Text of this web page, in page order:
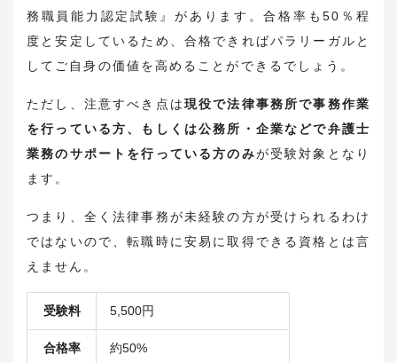
務職員能力認定試験』があります。合格率も50％程
度と安定しているため、合格できればパラリーガルと
してご自身の価値を高めることができるでしょう。
ただし、注意すべき点は現役で法律事務所で事務作業
を行っている方、もしくは公務所・企業などで弁護士
業務のサポートを行っている方のみが受験対象となり
ます。
つまり、全く法律事務が未経験の方が受けられるわけ
ではないので、転職時に安易に取得できる資格とは言
えません。
受験料 5,500円
合格率 約50%